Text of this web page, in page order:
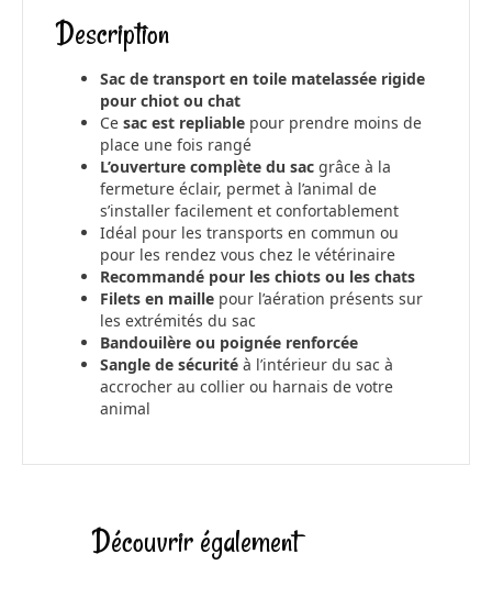
o
o
Description
Sac de transport en toile matelassée rigide
pour chiot ou chat
Ce sac est repliable pour prendre moins de
place une fois rangé
L’ouverture complète du sac grâce à la
fermeture éclair, permet à l’animal de
s’installer facilement et confortablement
Idéal pour les transports en commun ou
pour les rendez vous chez le vétérinaire
Recommandé pour les chiots ou les chats
Filets en maille pour l’aération présents sur
les extrémités du sac
Bandouilère ou poignée renforcée
Sangle de sécurité à l’intérieur du sac à
accrocher au collier ou harnais de votre
animal
Découvrir également